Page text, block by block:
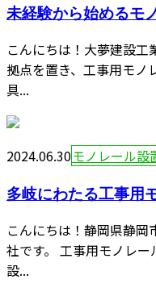
未経験から始めるモ
こんにちは！大夢建設工
拠点を置き、工事用モノ
具...
2024.06.30モノレール設
多岐にわたる工事用
こんにちは！静岡県静
社です。 工事用モノレ
設...